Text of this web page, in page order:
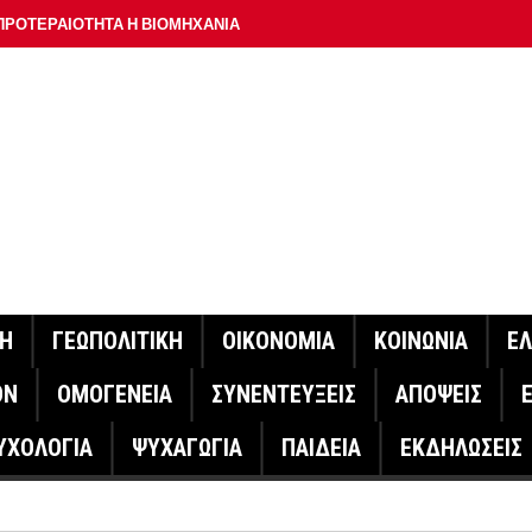
Η ΒΙΟΜΗΧΑΝΙΑ
Η ΠΛΑΤΦΟΡΜΑ
ΣΑΝ ΣΗΜΕΡΑ
Ο ΜΗΤΣΟΤΑΚΗΣ ΓΙΑ ΤΟΥΣ ΠΥΡΟΠΛΗΚΤΟΥΣ
ΕΡΕΥΝΗΤΗΣ ΣΤΗ ΔΑΝΙΑ ΣΧΕΔΙΑΖΕΙ DRONE ΓΙΑ ΤΗ
ΓΕΩΠΟΛΙΤΙΚΗ ΟΙΚΟΝΟΜΙΑ ΚΟΙΝΩΝΙΑ
ΟΜΟΓΕΝΕΙΑ ΣΥΝΕΝΤΕΥΞΕΙΣ ΑΠΟΨΕΙΣ
ΨΥΧΑΓΩΓΙΑ ΠΑΙΔΕΙΑ ΕΚΔΗΛΩΣΕΙΣ